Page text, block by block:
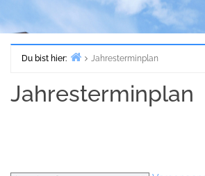
Du bist hier:
Jahresterminplan
Jahresterminplan